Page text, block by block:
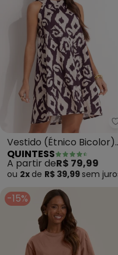
Vestido (Étnico Bicolor)
em Malha Fria
QUINTESS
A partir deR$ 79,99
ou 2x de R$ 39,99 sem
-15%